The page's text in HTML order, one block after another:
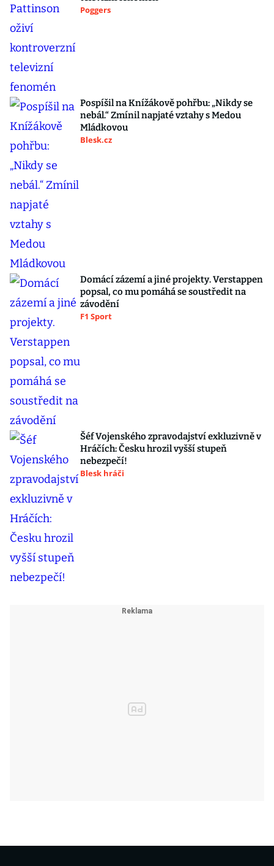
Poggers
Pospíšil na Knížákově pohřbu: „Nikdy se
nebál.“ Zmínil napjaté vztahy s Medou
Mládkovou
Blesk.cz
Domácí zázemí a jiné projekty. Verstappen
popsal, co mu pomáhá se soustředit na
závodění
F1 Sport
Šéf Vojenského zpravodajství exkluzivně v
Hráčích: Česku hrozil vyšší stupeň
nebezpečí!
Blesk hráči